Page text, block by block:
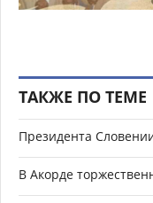
ТАКЖЕ ПО ТЕМЕ
Президента
В Акорде